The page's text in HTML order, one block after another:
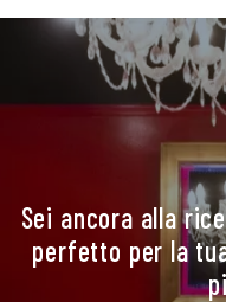
Sei ancora alla
perfetto per la